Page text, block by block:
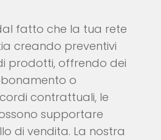
fatto che la tua rete
creando preventivi
prodotti, offrendo dei
o
contrattuali, le
supportare
di vendita. La nostra